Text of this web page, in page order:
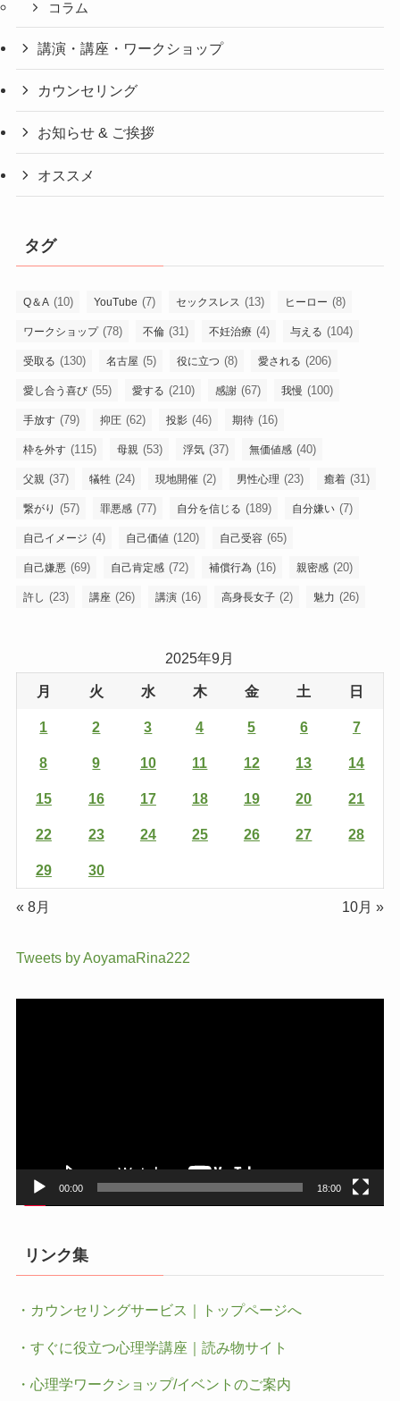
コラム
講演・講座・ワークショップ
カウンセリング
お知らせ & ご挨拶
オススメ
タグ
Q＆A (10) YouTube (7) セックスレス (13) ヒーロー (8)
ワークショップ(78) 不倫 (31) 不妊治療 (4) 与える (104)
受取る (130) 名古屋 (5) 役に立つ (8) 愛される (206)
愛し合う喜び (55) 愛する (210) 感謝 (67) 我慢 (100)
手放す (79) 抑圧 (62) 投影 (46) 期待 (16)
枠を外す (115) 母親 (53) 浮気 (37) 無価値感 (40)
父親 (37) 犠牲 (24) 現地開催 (2) 男性心理 (23) 癒着 (31)
繋がり (57) 罪悪感 (77) 自分を信じる (189) 自分嫌い (7)
自己イメージ (4) 自己価値 (120) 自己受容 (65)
自己嫌悪 (69) 自己肯定感 (72) 補償行為 (16) 親密感 (20)
許し (23) 講座 (26) 講演 (16) 高身長女子 (2) 魅力 (26)
2025年9月
月 火 水 木 金 土 日
1 2 3 4 5 6 7
8 9 10 11 12 13 14
15 16 17 18 19 20 21
22 23 24 25 26 27 28
29 30
« 8月 10月 »
Tweets by AoyamaRina222
00:00 18:00
リンク集
・カウンセリングサービス｜トップページへ
・すぐに役立つ心理学講座｜読み物サイト
・心理学ワークショップ/イベントのご案内